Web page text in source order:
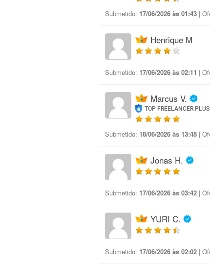
Submetido: 17/06/2026 às 01:43 |
Henrique M
Submetido: 17/06/2026 às 02:11 |
Marcus V.
TOP FREELANCER PLUS
Submetido: 18/06/2026 às 13:48 |
Jonas H.
Submetido: 17/06/2026 às 03:42 |
YURI C.
Submetido: 17/06/2026 às 02:02 |